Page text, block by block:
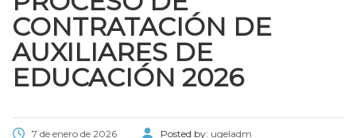
CONTRATACIÓN DE
AUXILIARES DE
EDUCACIÓN 2026
7 de enero de 2026 Posted by: ugeladm